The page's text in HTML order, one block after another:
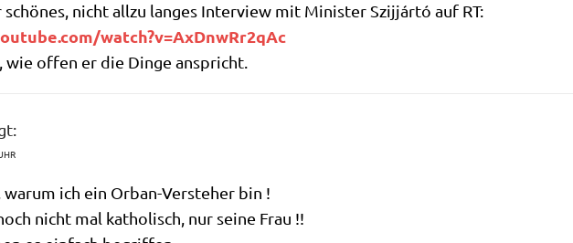
schö­nes, nicht all­zu lan­ges Inter­view mit Mini­ster Szi­j­jár­tó auf RT:
​w​a​t​c​h​?​v​=​A​x​D​n​w​R​r​2​qAc
wie offen er die Din­ge anspricht.
war­um ich ein Orban-Ver­ste­her bin !
nicht mal katho­lisch, nur sei­ne Frau !!